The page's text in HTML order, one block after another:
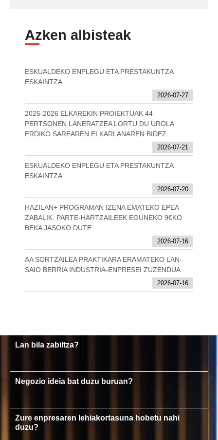
Azken albisteak
ESKUALDEKO ENPLEGU ETA PRESTAKUNTZA
ESKAINTZA
2026-07-27
2025-2026 ELKAREKIN PROIEKTUAK 44
PERTSONEN LANERATZEA LORTU DU UROLA
ERDIKO SAREAREN ELKARLANAREN BIDEZ
2026-07-21
ESKUALDEKO ENPLEGU ETA PRESTAKUNTZA
ESKAINTZA
2026-07-20
HAZILAN+ PROGRAMAN IZENA EMATEKO EPEA
ZABALIK. PARTE-HARTZAILEEK EGUNEKO 9€KO
BEKA JASOKO DUTE.
2026-07-16
AA SORTZAILEA PRAKTIKARA ERAMATEKO LAN-
SAIO BERRIA INDUSTRIA-ENPRESEI ZUZENDUA
2026-07-16
Lan bila zabiltza?
Negozio ideia bat duzu buruan?
Zure enpresaren lehiakortasuna hobetu nahi
duzu?